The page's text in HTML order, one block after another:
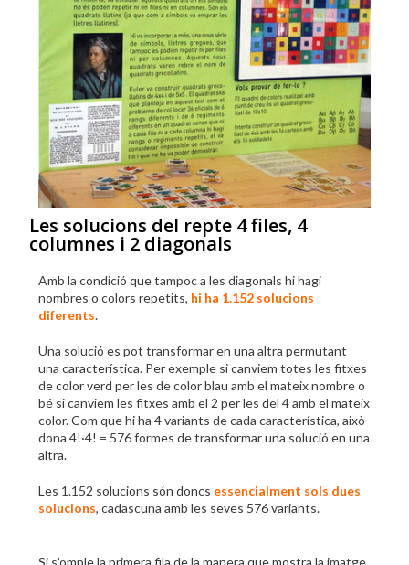
Les solucions del repte 4 files, 4
columnes i 2 diagonals
Amb la condició que tampoc a les diagonals hi hagi
nombres o colors repetits, hi ha 1.152 solucions
diferents.
Una solució es pot transformar en una altra permutant
una característica. Per exemple si canviem totes les fitxes
de color verd per les de color blau amb el mateix nombre o
bé si canviem les fitxes amb el 2 per les del 4 amb el mateix
color. Com que hi ha 4 variants de cada característica, això
dona 4!·4! = 576 formes de transformar una solució en una
altra.
Les 1.152 solucions són doncs essencialment sols dues
solucions, cadascuna amb les seves 576 variants.
Si s’omple la primera fila de la manera que mostra la imatge